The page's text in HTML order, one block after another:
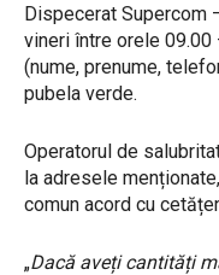
Dispecerat Supercom
vineri între orele
(nume, prenume,
pubela verde.
Operatorul de
la adresele
comun acord cu
„Dacă aveți cantități